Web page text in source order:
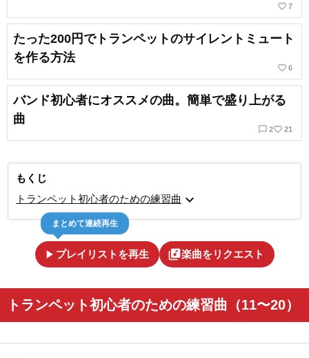
favorite_border 7
たった200円でトランペットのサイレントミュート
を作る方法
favorite_border 6
バンド初心者にオススメの曲。簡単で盛り上がる
曲
chat_bubble_outline 2favorite_border 21
もくじ
トランペット初心者のための練習曲 expand_more
play_arrow プレイリストを再生
まとめて連続再生
library_music楽曲をリクエスト
トランペット初心者のための練習曲（11〜20）